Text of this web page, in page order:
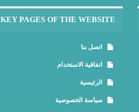
KEY PAGES OF THE WEBSITE
اتصل بنا
اتفاقية الاستخدام
الرئيسية
سياسة الخصوصية